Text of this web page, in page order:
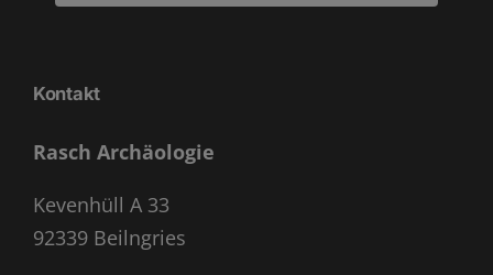
Kontakt
Rasch Archäologie
Kevenhüll A 33
92339 Beilngries